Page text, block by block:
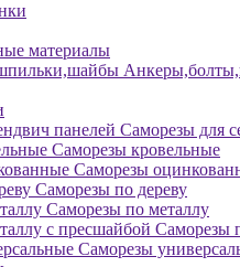
материалы
Саморезы для
Саморезы кровельные
Саморезы
Саморезы по дереву
Саморезы по металлу
Саморезы
Саморезы